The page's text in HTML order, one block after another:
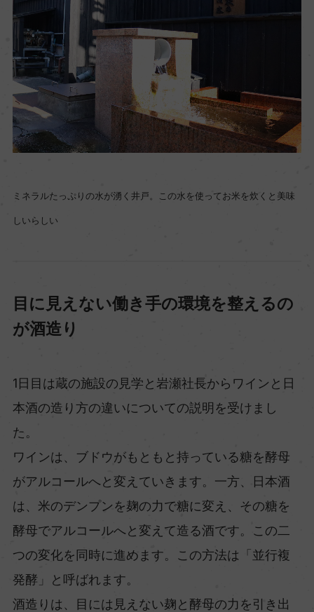
ミネラルたっぷりの水が湧く井戸。この水を使ってお米を炊くと美味
しいらしい
目に見えない働き手の環境を整えるの
が酒造り
1日目は蔵の施設の見学と岩瀬社長からワインと日
本酒の造り方の違いについての説明を受けまし
た。
ワインは、ブドウがもともと持っている糖を酵母
がアルコールへと変えていきます。一方、日本酒
は、米のデンプンを麹の力で糖に変え、その糖を
酵母でアルコールへと変えて造る酒です。この二
つの変化を同時に進めます。この方法は「並行複
発酵」と呼ばれます。
酒造りは、目には見えない麹と酵母の力を引き出